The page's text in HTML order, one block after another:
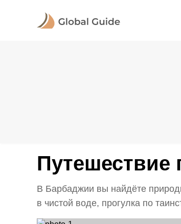
Путешествие
В Барбаджии вы найдёте
в чистой воде, прогулка по